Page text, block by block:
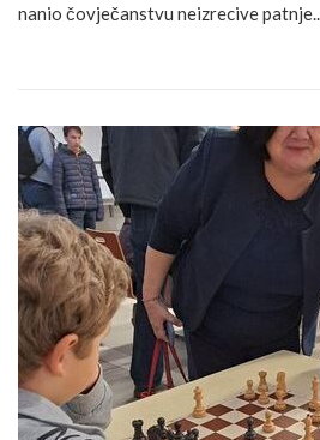
nanio čovječanstvu neizrecive patnje.…